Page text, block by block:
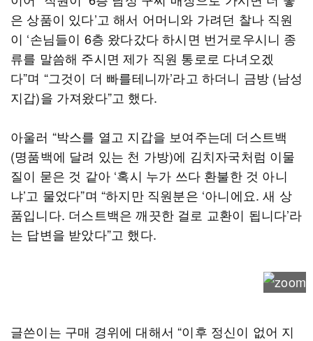
은 상품이 있다’고 해서 어머니와 가려던 찰나 직원
이 ‘손님들이 6층 왔다갔다 하시면 번거로우시니 종
류를 말씀해 주시면 제가 직원 통로로 다녀오겠
다”며 “그것이 더 빠를테니까’라고 하더니 금방 (남성
지갑)을 가져왔다”고 했다.
아울러 “박스를 열고 지갑을 보여주는데 더스트백
(명품백에 달려 있는 천 가방)에 김치자국처럼 이물
질이 묻은 것 같아 ‘혹시 누가 쓰다 환불한 것 아니
냐’고 물었다”며 “하지만 직원분은 ‘아니에요. 새 상
품입니다. 더스트백은 깨끗한 걸로 교환이 됩니다’라
는 답변을 받았다”고 했다.
글쓴이는 구매 경위에 대해서 “이후 정신이 없어 지